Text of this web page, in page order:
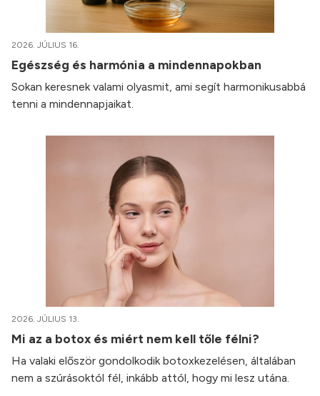
2026. JÚLIUS 16.
Egészség és harmónia a mindennapokban
Sokan keresnek valami olyasmit, ami segít harmonikusabbá
tenni a mindennapjaikat.
2026. JÚLIUS 13.
Mi az a botox és miért nem kell tőle félni?
Ha valaki először gondolkodik botoxkezelésen, általában
nem a szúrásoktól fél, inkább attól, hogy mi lesz utána.